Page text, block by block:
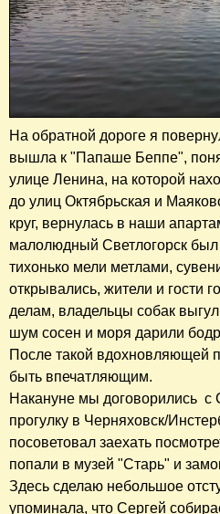
На обратной дороге я
вышла к "Папаше Беппе",
улице Ленина, на которой
до улиц Октябрьская и
круг, вернулась в наши
малолюдный Светлогорск
тихонько мели метлами,
открывались, жители и гости
делам, владельцы собак
шум сосен и моря дарили
После такой вдохновляющей
быть впечатляющим.
Накануне мы договорились с
прогулку в Черняховск/
посоветовал заехать
попали в музей "Старь" и
Здесь сделаю небольшое
упоминала, что Сергей